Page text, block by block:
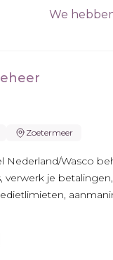
We
Zoetermeer
Wasco
verwerk je